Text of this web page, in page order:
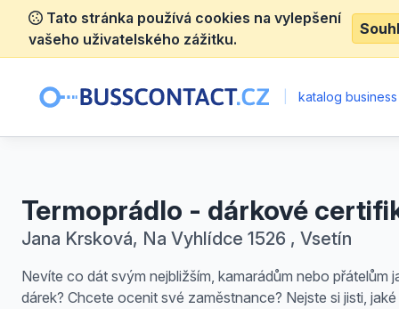
Tato stránka používá cookies na vylepšení
vašeho uživatelského zážitku.
katalog
Termoprádlo - dárkové
Jana Krsková, Na Vyhlídce 1526 , Vsetín
Nevíte co dát svým nejbližším, kamarádům nebo přátelům
dárek? Chcete ocenit své zaměstnance? Nejste si jisti, jaké